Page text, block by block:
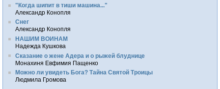
"Когда шипит в тиши машина..."
Александр Конопля
Снег
Александр Конопля
НАШИМ ВОИНАМ
Надежда Кушкова
Сказание о жене Адера и о рыжей блуднице
Монахиня Евфимия Пащенко
Можно ли увидеть Бога? Тайна Святой Троицы
Людмила Громова